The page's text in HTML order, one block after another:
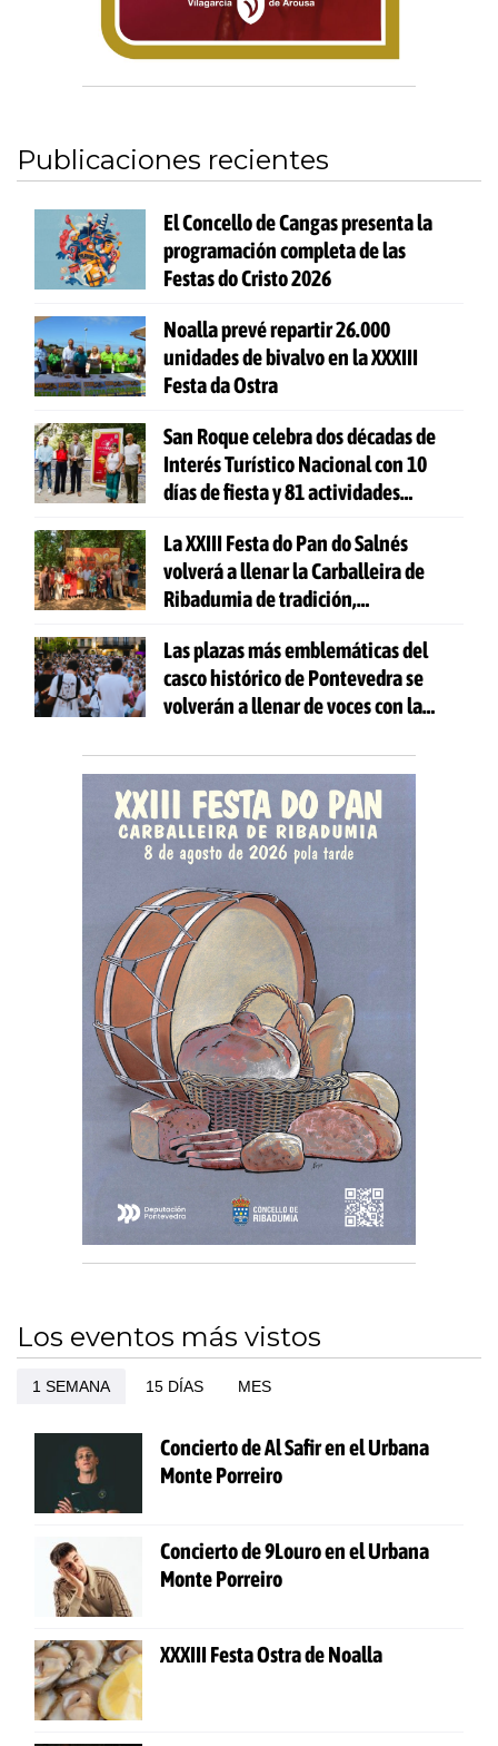
Publicaciones recientes
El Concello de Cangas presenta la
programación completa de las
Festas do Cristo 2026
Noalla prevé repartir 26.000
unidades de bivalvo en la XXXIII
Festa da Ostra
San Roque celebra dos décadas de
Interés Turístico Nacional con 10
días de fiesta y 81 actividades
La XXIII Festa do Pan do Salnés
volverá a llenar la Carballeira de
Ribadumia de tradición,
todas las edades
Las plazas más emblemáticas del
casco histórico de Pontevedra se
volverán a llenar de voces con la
Los eventos más vistos
1 SEMANA 15 DÍAS MES
Concierto de Al Safir en el Urbana
Monte Porreiro
Concierto de 9Louro en el Urbana
Monte Porreiro
XXXIII Festa Ostra de Noalla